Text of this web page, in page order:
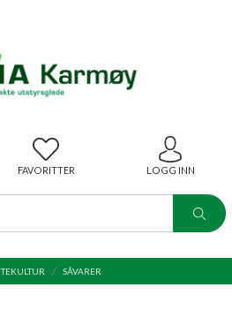
FAVORITTER LOGG INN
SÅVARER